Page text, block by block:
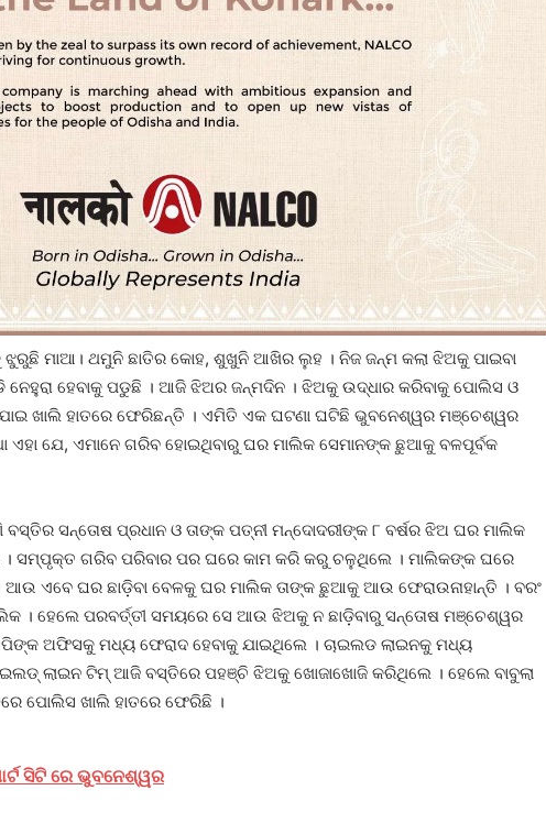
ମାଆ। ଥମୁନି ଛାତିର କୋହ, ଶୁଖୁନି ଆଖିର ଲୁହ । ନିଜ ଜନ୍ମ କଲା ଝିଅକୁ ପାଇବା
ହେବାକୁ ପଡୁଛି । ଆଜି ଝିଅର ଜନ୍ମଦିନ । ଝିଅକୁ ଉଦ୍ଧାର କରିବାକୁ ପୋଲିସ ଓ
ଖାଲି ହାତରେ ଫେରିଛନ୍ତି । ଏମିତି ଏକ ଘଟଣା ଘଟିଛି ଭୁବନେଶ୍ୱର ମଞ୍ଚେଶ୍ୱର
ଏହା ଯେ, ଏମାନେ ଗରିବ ହୋଇଥିବାରୁ ଘର ମାଲିକ ସେମାନଙ୍କ ଛୁଆକୁ ବଳପୂର୍ବକ
ସନ୍ତୋଷ ପ୍ରଧାନ ଓ ତାଙ୍କ ପତ୍ନୀ ମନ୍ଦୋଦରୀଙ୍କ ୮ ବର୍ଷର ଝିଅ ଘର ମାଲିକ
। ସମ୍ପୃକ୍ତ ଗରିବ ପରିବାର ପର ଘରେ କାମ କରି କରୁ ଚଳୁଥିଲେ । ମାଲିକଙ୍କ ଘରେ
ଏବେ ଘର ଛାଡ଼ିବା ବେଳକୁ ଘର ମାଲିକ ତାଙ୍କ ଛୁଆକୁ ଆଉ ଫେରାଉନାହାନ୍ତି । ବରଂ
। ହେଲେ ପରବର୍ତ୍ତୀ ସମୟରେ ସେ ଆଉ ଝିଅକୁ ନ ଛାଡ଼ିବାରୁ ସନ୍ତୋଷ ମଞ୍ଚେଶ୍ୱର
ଅଫିସକୁ ମଧ୍ୟ ଫେରାଦ ହେବାକୁ ଯାଇଥିଲେ । ଚାଇଲଡ ଲାଇନକୁ ମଧ୍ୟ
ଲାଇନ ଟିମ୍‌ ଆଜି ବସ୍ତିରେ ପହଞ୍ଚି ଝିଅକୁ ଖୋଜାଖୋଜି କରିଥିଲେ । ହେଲେ ବାବୁଲା
ପୋଲିସ ଖାଲି ହାତରେ ଫେରିଛି ।
ସିଟି ରେ ଭୁବନେଶ୍ୱର